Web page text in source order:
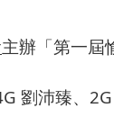
主辦「第一屆
劉沛臻、